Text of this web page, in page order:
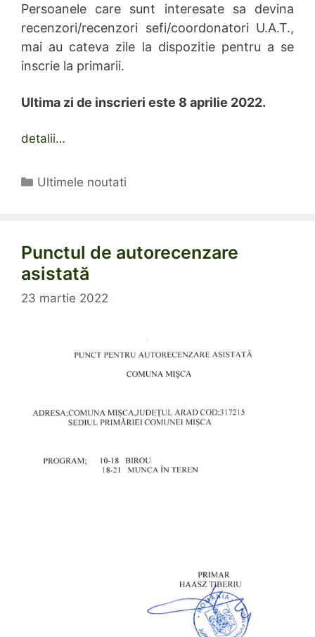
Persoanele care sunt interesate sa devina
recenzori/recenzori sefi/coordonatori U.A.T.,
mai au cateva zile la dispozitie pentru a se
inscrie la primarii.
Ultima zi de inscrieri este 8 aprilie 2022.
detalii…
Categorii
Ultimele noutati
Punctul de autorecenzare
asistată
23 martie 2022